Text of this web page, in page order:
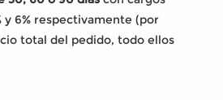
y 6% respectivamente (por
total del pedido, todo ellos